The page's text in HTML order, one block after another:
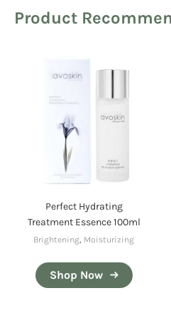
Product
Perfect Hydrating
Treatment Essence 100ml
Brightening Moisturizing
Shop Now